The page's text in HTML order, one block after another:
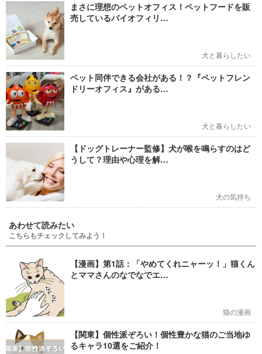
まさに理想のペットオフィス！ペットフードを販
売しているバイオフィリ…
犬と暮らしたい
ペット同伴できる会社がある！？『ペットフレン
ドリーオフィス』がある…
犬と暮らしたい
【ドッグトレーナー監修】犬が喉を鳴らすのはど
うして？理由や心理を解…
犬の気持ち
あわせて読みたい
こちらもチェックしてみよう！
【漫画】第1話：「やめてくれニャーッ！」猫くん
とママさんのなでなでエ…
猫の漫画
【関東】個性派ぞろい！個性豊かな猫のご当地ゆ
るキャラ10選をご紹介！